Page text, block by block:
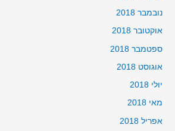
נובמבר 2018
אוקטובר 2018
ספטמבר 2018
אוגוסט 2018
יולי 2018
מאי 2018
אפריל 2018